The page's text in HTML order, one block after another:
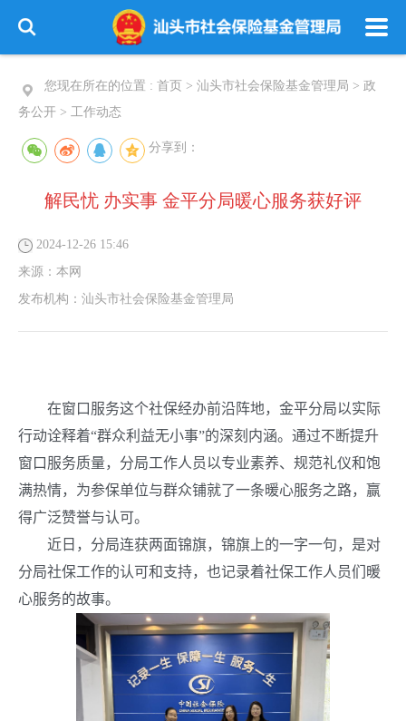
您现在所在的位置 : 首页 > 汕头市社会保险基金管理局 > 政
务公开 > 工作动态
分享到：
解民忧 办实事 金平分局暖心服务获好评
2024-12-26 15:46
来源： 本网
发布机构： 汕头市社会保险基金管理局
在窗口服务这个社保经办前沿阵地，金平分局以实际
行动诠释着“群众利益无小事”的深刻内涵。通过不断提升
窗口服务质量，分局工作人员以专业素养、规范礼仪和饱
满热情，为参保单位与群众铺就了一条暖心服务之路，赢
得广泛赞誉与认可。
近日，分局连获两面锦旗，锦旗上的一字一句，是对
分局社保工作的认可和支持，也记录着社保工作人员们暖
心服务的故事。